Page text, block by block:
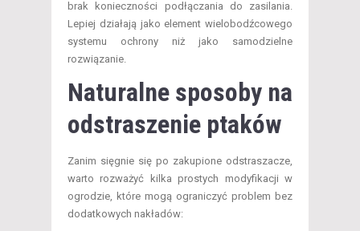
brak konieczności podłączania do zasilania.
Lepiej działają jako element wielobodźcowego
systemu ochrony niż jako samodzielne
rozwiązanie.
Naturalne sposoby na
odstraszenie ptaków
Zanim sięgnie się po zakupione odstraszacze,
warto rozważyć kilka prostych modyfikacji w
ogrodzie, które mogą ograniczyć problem bez
dodatkowych nakładów: